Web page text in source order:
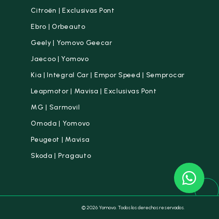
Citroën | Exclusivas Pont
Ebro | Orbeauto
Geely | Yomovo Geecar
Jaecoo | Yomovo
Kia | Integral Car | Empor Speed | Semprocar
Leapmotor | Mavisa | Exclusivas Pont
MG | Sarmovil
Omoda | Yomovo
Peugeot | Mavisa
Skoda | Pragauto
© 2026 Yomovo. Todos los derechos reservados.